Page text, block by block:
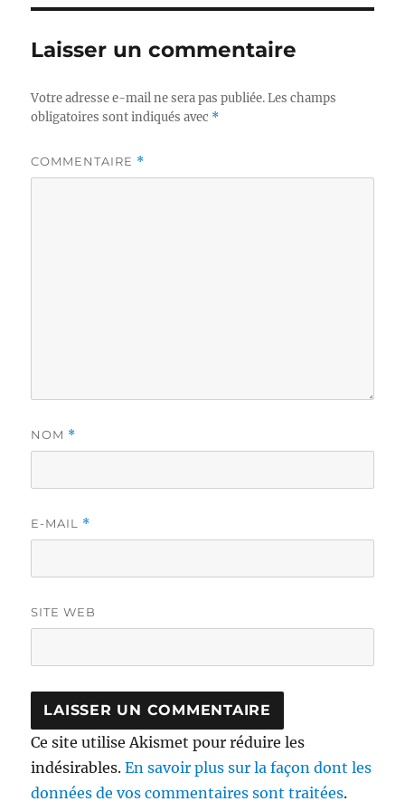
Laisser un commentaire
Votre adresse e-mail ne sera pas publiée. Les champs
obligatoires sont indiqués avec *
COMMENTAIRE *
NOM *
E-MAIL *
SITE WEB
Ce site utilise Akismet pour réduire les
indésirables.En savoir plus sur la façon dont les
données de vos commentaires sont traitées.